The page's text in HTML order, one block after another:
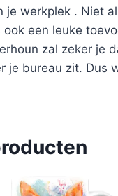
je werkplek . Niet
een leuke
zal zeker je
je bureau zit. Dus